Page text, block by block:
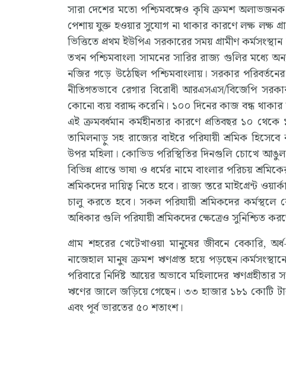
সারা দেশের মতো পশ্চিমবঙ্গেও কৃষি ক্রমশ অলাভজনক
পেশায় যুক্ত হওয়ার সুযোগ না থাকার কারণে লক্ষ লক্ষ
ভিত্তিতে প্রথম ইউপিএ সরকারের সময় গ্রামীণ
তখন পশ্চিমবাংলা সামনের সারির রাজ্য গুলির মধ্যে
নজির গড়ে উঠেছিল পশ্চিমবাংলায়। সরকার
নীতিগতভাবে রেগার বিরোধী আরএসএস/বিজেপি
কোনো ব্যয় বরাদ্দ করেনি। ১০০ দিনের কাজ বন্ধ
এই ক্রমবর্ধমান কর্মহীনতার কারণে প্রতিবছর ১০ থেকে
তামিলনাড়ু সহ রাজ্যের বাইরে পরিযায়ী শ্রমিক
উপর মহিলা। কোভিড পরিস্থিতির দিনগুলি চোখে আঙুল
বিভিন্ন প্রান্তে ভাষা ও ধর্মের নামে বাংলার পরিচয়
শ্রমিকদের দায়িত্ব নিতে হবে। রাজ্য স্তরে মাইগ্রেন্ট
চালু করতে হবে। সকল পরিযায়ী শ্রমিকদের কর্মস্থলে
অধিকার গুলি পরিযায়ী শ্রমিকদের ক্ষেত্রেও সুনিশ্চিত
গ্রাম শহরের খেটেখাওয়া মানুষের জীবনে বেকারি,
নাজেহাল মানুষ ক্রমশ ঋণগ্রস্ত হয়ে
পরিবারে নির্দিষ্ট আয়ের অভাবে মহিলাদের
ঋণের জালে জড়িয়ে গেছেন। ৩৩ হাজার ১৮১ কোটি
এবং পূর্ব ভারতের ৫০ শতাংশ।